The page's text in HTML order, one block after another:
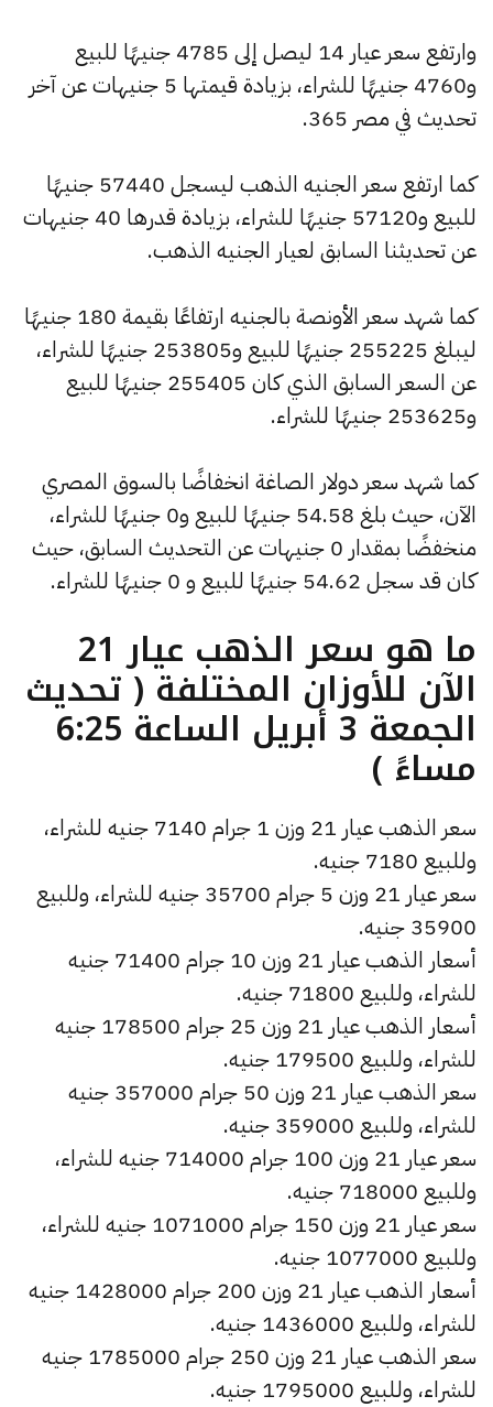
وارتفع سعر عيار 14 ليصل إلى 4785 جنيهًا للبيع
و4760 جنيهًا للشراء، بزيادة قيمتها 5 جنيهات عن آخر
تحديث في مصر 365.
كما ارتفع سعر الجنيه الذهب ليسجل 57440 جنيهًا
للبيع و57120 جنيهًا للشراء، بزيادة قدرها 40 جنيهات
عن تحديثنا السابق لعيار الجنيه الذهب.
كما شهد سعر الأونصة بالجنيه ارتفاعًا بقيمة 180 جنيهًا
ليبلغ 255225 جنيهًا للبيع و253805 جنيهًا للشراء،
عن السعر السابق الذي كان 255405 جنيهًا للبيع
و253625 جنيهًا للشراء.
كما شهد سعر دولار الصاغة انخفاضًا بالسوق المصري
الآن، حيث بلغ 54.58 جنيهًا للبيع و0 جنيهًا للشراء،
منخفضًا بمقدار 0 جنيهات عن التحديث السابق، حيث
كان قد سجل 54.62 جنيهًا للبيع و 0 جنيهًا للشراء.
ما هو سعر الذهب عيار 21
الآن للأوزان المختلفة ( تحديث
الجمعة 3 أبريل الساعة 6:25
مساءً )
سعر الذهب عيار 21 وزن 1 جرام 7140 جنيه للشراء،
وللبيع 7180 جنيه.
سعر عيار 21 وزن 5 جرام 35700 جنيه للشراء، وللبيع
35900 جنيه.
أسعار الذهب عيار 21 وزن 10 جرام 71400 جنيه
للشراء، وللبيع 71800 جنيه.
أسعار الذهب عيار 21 وزن 25 جرام 178500 جنيه
للشراء، وللبيع 179500 جنيه.
سعر الذهب عيار 21 وزن 50 جرام 357000 جنيه
للشراء، وللبيع 359000 جنيه.
سعر عيار 21 وزن 100 جرام 714000 جنيه للشراء،
وللبيع 718000 جنيه.
سعر عيار 21 وزن 150 جرام 1071000 جنيه للشراء،
وللبيع 1077000 جنيه.
أسعار الذهب عيار 21 وزن 200 جرام 1428000 جنيه
للشراء، وللبيع 1436000 جنيه.
سعر الذهب عيار 21 وزن 250 جرام 1785000 جنيه
للشراء، وللبيع 1795000 جنيه.